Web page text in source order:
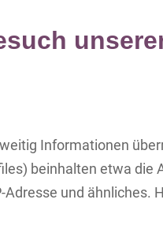
Informationen
beinhalten etwa die
und ähnliches.